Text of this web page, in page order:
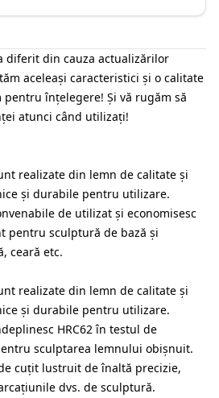
diferit din cauza actualizărilor
aceleași caracteristici și o calitate
înțelegere! Și vă rugăm să
atunci când utilizați!
realizate din lemn de calitate și
și durabile pentru utilizare.
de utilizat și economisesc
pentru sculptură de bază și
ceară etc.
realizate din lemn de calitate și
și durabile pentru utilizare.
HRC62 în testul de
sculptarea lemnului obișnuit.
cuțit lustruit de înaltă precizie,
dvs. de sculptură.